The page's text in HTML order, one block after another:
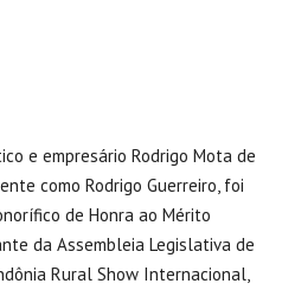
e empresário Rodrigo Mota de
como Rodrigo Guerreiro, foi
de Honra ao Mérito
da Assembleia Legislativa de
Rural Show Internacional,